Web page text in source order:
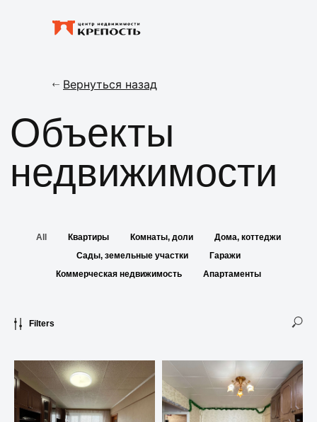
Вернуться назад
Объекты
недвижимости
All Квартиры Комнаты, доли
Дома, коттеджи
Сады, земельные участки
Гаражи
Коммерческая недвижимость
Апартаменты
Filters